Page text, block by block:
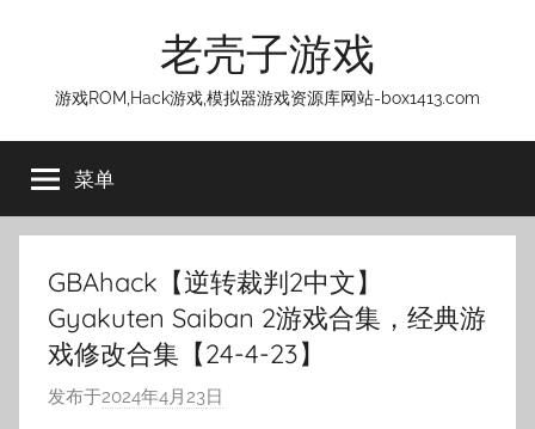
老壳子游戏
游戏ROM,Hack游戏,模拟器游戏资源库网站-box1413.com
菜单
GBAhack【逆转裁判2中文】
Gyakuten Saiban 2游戏合集，经典游
戏修改合集【24-4-23】
发布于2024年4月23日